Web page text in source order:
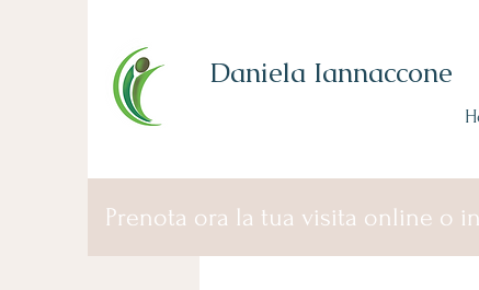
Daniela Iannaccone
Prenota ora la tua visita online o